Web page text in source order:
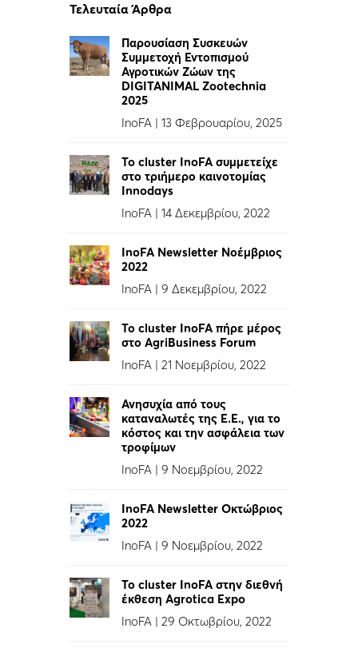
Τελευταία Άρθρα
Παρουσίαση Συσκευών
Συμμετοχή Εντοπισμού
Αγροτικών Ζώων της
DIGITANIMAL Zootechnia
2025
InoFA |13 Φεβρουαρίου, 2025
To cluster InoFA συμμετείχε
στο τριήμερο καινοτομίας
Innodays
InoFA |14 Δεκεμβρίου, 2022
InoFA Newsletter Νοέμβριος
2022
InoFA |9 Δεκεμβρίου, 2022
Το cluster InoFA πήρε μέρος
στο AgriBusiness Forum
InoFA |21 Νοεμβρίου, 2022
Ανησυχία από τους
καταναλωτές της Ε.Ε., για το
κόστος και την ασφάλεια των
τροφίμων
InoFA |9 Νοεμβρίου, 2022
InoFA Newsletter Οκτώβριος
2022
InoFA |9 Νοεμβρίου, 2022
Το cluster InoFA στην διεθνή
έκθεση Agrotica Expo
InoFA |29 Οκτωβρίου, 2022